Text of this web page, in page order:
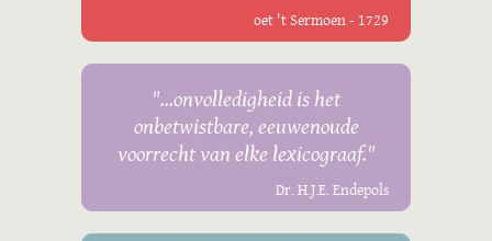
oet 't Sermoen - 1729
"...onvolledigheid is het
onbetwistbare, eeuwenoude
voorrecht van elke lexicograaf."
Dr. H.J.E. Endepols